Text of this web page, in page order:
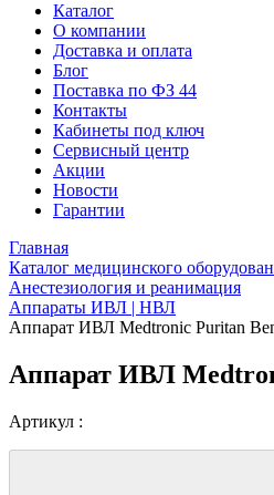
Каталог
О компании
Доставка и оплата
Блог
Поставка по ФЗ 44
Контакты
Кабинеты под ключ
Сервисный центр
Акции
Новости
Гарантии
Главная
Каталог медицинского
Анестезиология и реанимация
Аппараты ИВЛ | НВЛ
Аппарат ИВЛ Medtronic Puritan
Аппарат ИВЛ
Артикул :